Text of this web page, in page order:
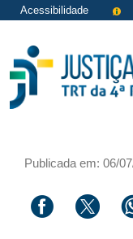
Acessibilidade
Publicada em: 06/
Compartilhar via